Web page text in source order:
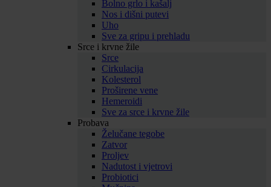
Bolno grlo i kašalj
Nos i dišni putevi
Uho
Sve za gripu i prehladu
Srce i krvne žile
Srce
Cirkulacija
Kolesterol
Proširene vene
Hemeroidi
Sve za srce i krvne žile
Probava
Želučane tegobe
Zatvor
Proljev
Nadutost i vjetrovi
Probiotici